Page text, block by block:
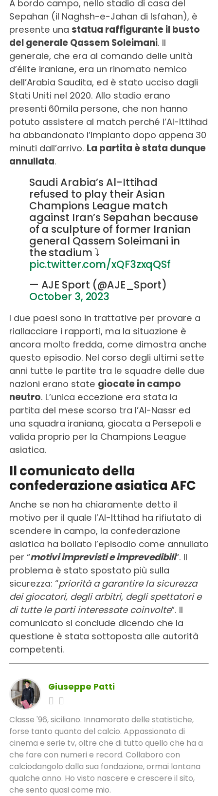
A bordo campo, nello stadio di casa del
Sepahan (il Naghsh-e-Jahan di Isfahan), è
presente una statua raffigurante il busto
del generale Qassem Soleimani. Il
generale, che era al comando delle unità
d’élite iraniane, era un rinomato nemico
dell’Arabia Saudita, ed è stato ucciso dagli
Stati Uniti nel 2020. Allo stadio erano
presenti 60mila persone, che non hanno
potuto assistere al match perché l’Al-Ittihad
ha abbandonato l’impianto dopo appena 30
minuti dall’arrivo. La partita è stata dunque
annullata.
Saudi Arabia’s Al-Ittihad
refused to play their Asian
Champions League match
against Iran’s Sepahan because
of a sculpture of former Iranian
general Qassem Soleimani in
the stadium ⤵️
pic.twitter.com/xQF3zxqQSf
— AJE Sport (@AJE_Sport)
October 3, 2023
I due paesi sono in trattative per provare a
riallacciare i rapporti, ma la situazione è
ancora molto fredda, come dimostra anche
questo episodio. Nel corso degli ultimi sette
anni tutte le partite tra le squadre delle due
nazioni erano state giocate in campo
neutro. L’unica eccezione era stata la
partita del mese scorso tra l’Al-Nassr ed
una squadra iraniana, giocata a Persepoli e
valida proprio per la Champions League
asiatica.
Il comunicato della
confederazione asiatica AFC
Anche se non ha chiaramente detto il
motivo per il quale l’Al-Ittihad ha rifiutato di
scendere in campo, la confederazione
asiatica ha bollato l’episodio come annullato
per “motivi imprevisti e imprevedibili“. Il
problema è stato spostato più sulla
sicurezza: “priorità a garantire la sicurezza
dei giocatori, degli arbitri, degli spettatori e
di tutte le parti interessate coinvolte“. Il
comunicato si conclude dicendo che la
questione è stata sottoposta alle autorità
competenti.
Giuseppe Patti
Classe '96, siciliano. Innamorato delle statistiche,
forse tanto quanto del calcio. Appassionato di
cinema e serie tv, oltre che di tutto quello che ha a
che fare con numeri e record. Collaboro con
calciodangolo dalla sua fondazione, ormai lontana
qualche anno. Ho visto nascere e crescere il sito,
che sento quasi come mio.